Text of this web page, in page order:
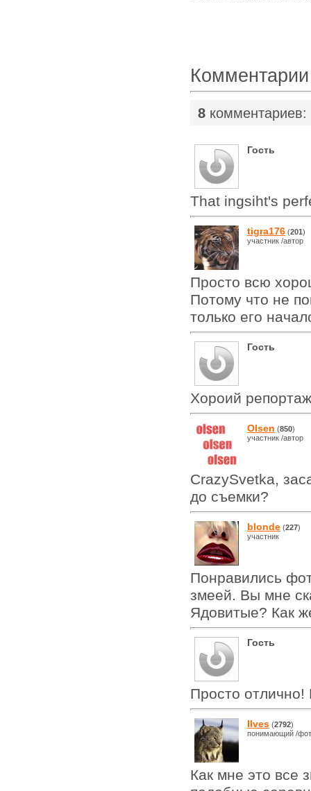
Комментарии
8 комментариев:
Гость
That ingsiht's
tigra176 (201)
участник /автор
Просто всю
Потому что не
только его
Гость
Хороий репортаж
Olsen (850)
участник /автор
CrazySvetka,
до съемки?
blonde (227)
участник
Понравились
змеей. Вы мне
Ядовитые? Как
Гость
Просто
Ilves (2792)
понимающий /
Как мне это все